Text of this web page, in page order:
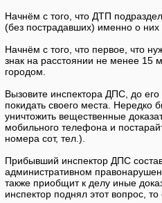
Начнём с того, что ДТП
(без пострадавших) именно о
Начнём с того, что первое, что
знак на расстоянии не менее 15
городом.
Вызовите инспектора ДПС, до
покидать своего места. Нередко
уничтожить вещественные
мобильного телефона и
номера сот, тел.).
Прибывший инспектор ДПС
административном
также приобщит к делу иные
инспектор поднял этот вопрос,